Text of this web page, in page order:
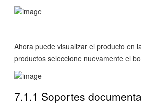
Ahora puede visualizar el producto en
productos seleccione nuevamente el
7.1.1 Soportes